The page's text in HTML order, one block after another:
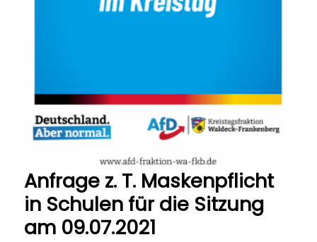
Anfrage z. T. Maskenpflicht
in Schulen für die Sitzung
am 09.07.2021